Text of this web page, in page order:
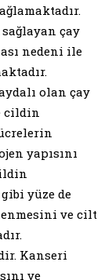
çay
nedeni ile
olan çay
cildin
yapısını
yüze de
ve cilt
Kanseri
ve